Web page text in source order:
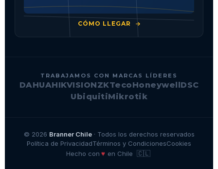
CÓMO LLEGAR
TRABAJAMOS CON MARCAS LÍDERES
DAHUAHIKVISIONZKTecoHoneywellDSC
UbiquitiMikrotik
© 2026 Branner Chile· Todos los derechos reservados
Política de PrivacidadTérminos y CondicionesCookies
Hecho con♥ en Chile 🇨🇱